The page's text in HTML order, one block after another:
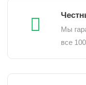
Мы
все